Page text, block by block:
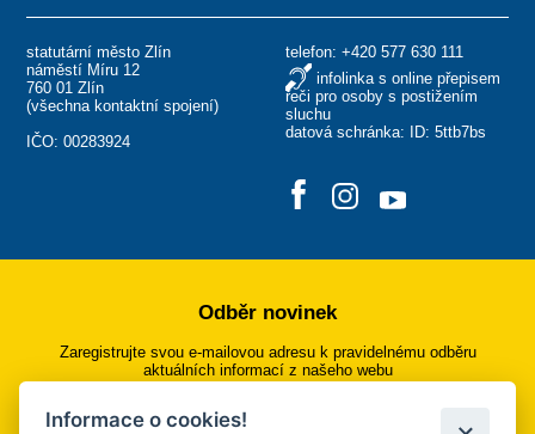
statutární město Zlín
náměstí Míru 12
760 01 Zlín
(všechna kontaktní spojení)
IČO: 00283924
telefon: +420 577 630 111
infolinka s online přepisem
řeči pro osoby s postižením
sluchu
datová schránka: ID: 5ttb7bs
Odběr novinek
Zaregistrujte svou e-mailovou adresu k pravidelnému odběru
aktuálních informací z našeho webu
Přihlásit se k odběru
Informace o cookies!